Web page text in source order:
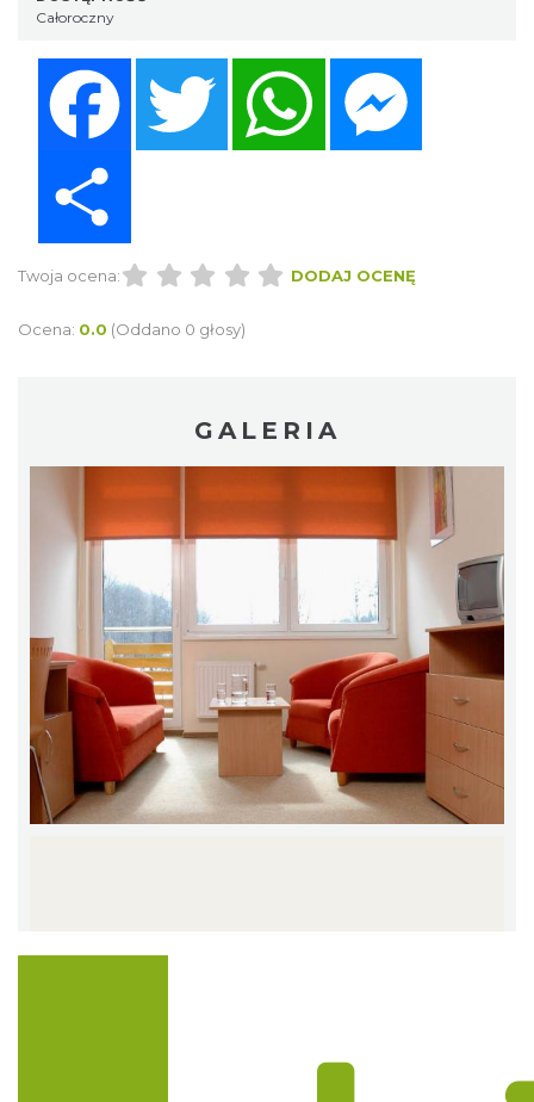
Całoroczny
Twitter
Twoja ocena: DODAJ OCENĘ
Ocena: 0.0 (Oddano 0 głosy)
GALERIA